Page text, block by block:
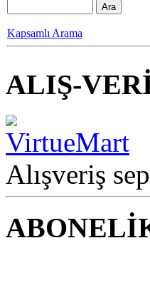
Kapsamlı Arama
ALIŞ-
Alışveriş